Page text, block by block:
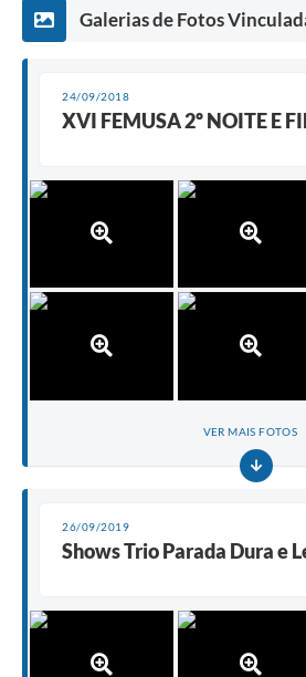
Galerias de Fotos
24/09/2018
XVI FEMUSA 2º NOITE E
VER MAIS FOTOS
26/09/2019
Shows Trio Parada Dura e